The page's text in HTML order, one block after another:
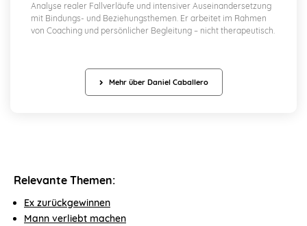
Analyse realer Fallverläufe und intensiver Auseinandersetzung
mit Bindungs- und Beziehungsthemen. Er arbeitet im Rahmen
von Coaching und persönlicher Begleitung – nicht therapeutisch.
Mehr über Daniel Caballero
Relevante Themen:
Ex zurückgewinnen
Mann verliebt machen